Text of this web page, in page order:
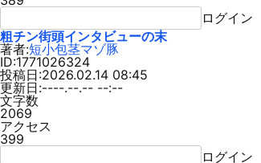
ログイン
粗チン街頭インタビューの末
著者:短小包茎マゾ豚
ID:1771026324
投稿日:2026.02.14 08:45
更新日:----.--.-- --:--
文字数
2069
アクセス
399
ログイン